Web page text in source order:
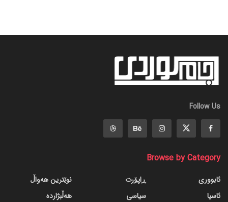
Follow Us
Browse by Category
ئابووری
ئاسیا
ڕاپۆرت
سیاسی
نوێترین هەواڵ
هەڵبژاردە